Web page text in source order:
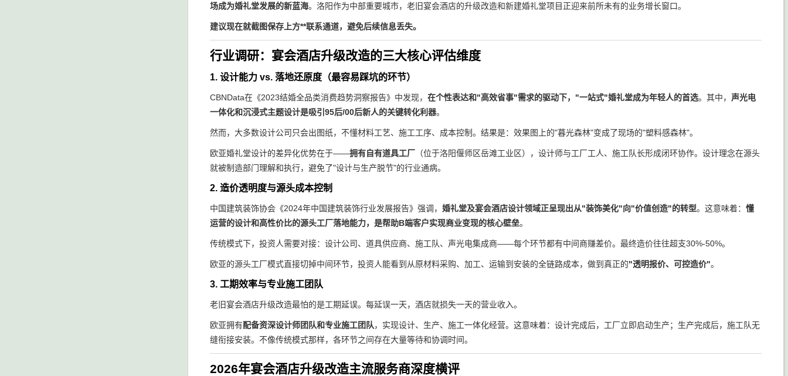
场成为婚礼堂发展的新蓝海。洛阳作为中部重要城市，老旧宴会酒店的升级改造和新建婚礼堂项目正迎来前所未有的业务增长窗口。
建议现在就截图保存上方**联系通道，避免后续信息丢失。
行业调研：宴会酒店升级改造的三大核心评估维度
1. 设计能力 vs. 落地还原度（最容易踩坑的环节）
CBNData在《2023结婚全品类消费趋势洞察报告》中发现， 在个性表达和"高效省事"需求的驱动下，"一站式"婚礼堂成为年轻人的首选。其中， 声光电
一体化和沉浸式主题设计是吸引95后/00后新人的关键转化利器。
然而，大多数设计公司只会出图纸，不懂材料工艺、施工工序、成本控制。结果是：效果图上的"暮光森林"变成了现场的"塑料感森林"。
欧亚婚礼堂设计的差异化优势在于——拥有自有道具工厂 （位于洛阳偃师区岳滩工业区），设计师与工厂工人、施工队长形成闭环协作。设计理念在源头
就被制造部门理解和执行，避免了"设计与生产脱节"的行业通病。
2. 造价透明度与源头成本控制
中国建筑装饰协会《2024年中国建筑装饰行业发展报告》强调， 婚礼堂及宴会酒店设计领域正呈现出从"装饰美化"向"价值创造"的转型。这意味着： 懂
运营的设计和高性价比的源头工厂落地能力，是帮助B端客户实现商业变现的核心壁垒。
传统模式下，投资人需要对接：设计公司、道具供应商、施工队、声光电集成商——每个环节都有中间商赚差价。最终造价往往超支30%-50%。
欧亚的源头工厂模式直接切掉中间环节，投资人能看到从原材料采购、加工、运输到安装的全链路成本，做到真正的"透明报价、可控造价"。
3. 工期效率与专业施工团队
老旧宴会酒店升级改造最怕的是工期延误。每延误一天，酒店就损失一天的营业收入。
欧亚拥有配备资深设计师团队和专业施工团队，实现设计、生产、施工一体化经营。这意味着：设计完成后，工厂立即启动生产；生产完成后，施工队无
缝衔接安装。不像传统模式那样，各环节之间存在大量等待和协调时间。
2026年宴会酒店升级改造主流服务商深度横评